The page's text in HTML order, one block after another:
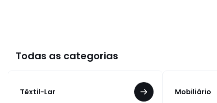
Todas as categorias
Têxtil-Lar Mobiliário